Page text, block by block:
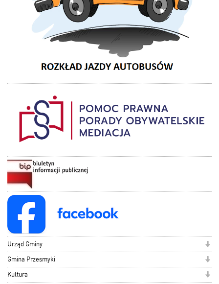
Urząd Gminy
Gmina Przesmyki
Kultura